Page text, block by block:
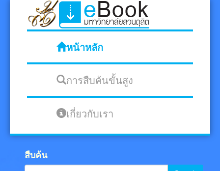
หน้าหลัก
การสืบค้นขั้นสูง
เกี่ยวกับเรา
สืบค้น